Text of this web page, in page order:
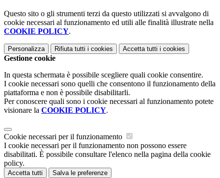
Questo sito o gli strumenti terzi da questo utilizzati si avvalgono di
cookie necessari al funzionamento ed utili alle finalità illustrate nella
COOKIE POLICY.
Personalizza Rifiuta tutti i cookies Accetta tutti i cookies
Gestione cookie
In questa schermata è possibile scegliere quali cookie consentire.
I cookie necessari sono quelli che consentono il funzionamento della
piattaforma e non è possibile disabilitarli.
Per conoscere quali sono i cookie necessari al funzionamento potete
visionare la COOKIE POLICY.
Cookie necessari per il funzionamento
I cookie necessari per il funzionamento non possono essere
disabilitati. È possibile consultare l'elenco nella pagina della cookie
policy.
Accetta tutti Salva le preferenze